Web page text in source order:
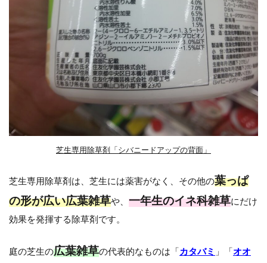
芝生専用除草剤「シバニードアップの背面」
芝生専用除草剤は、芝生には薬害がなく、その他の葉っぱ
の形が広い広葉雑草や、 一年生のイネ科雑草にだけ
効果を発揮する除草剤です。
庭の芝生の広葉雑草の代表的なものは「カタバミ 」「オオ